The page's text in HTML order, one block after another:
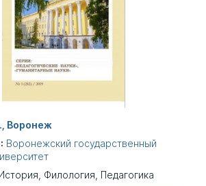
Воронеж
Воронежский государственный
Филология Педагогика